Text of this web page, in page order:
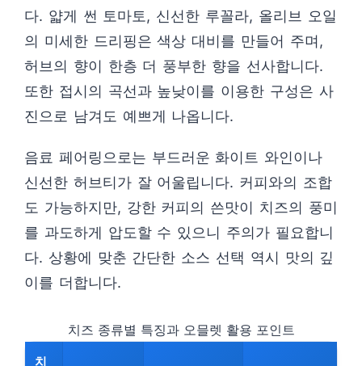
다. 얇게 썬 토마토, 신선한 루꼴라, 올리브 오일
의 미세한 드리핑은 색상 대비를 만들어 주며,
허브의 향이 한층 더 풍부한 향을 선사합니다.
또한 접시의 곡선과 높낮이를 이용한 구성은 사
진으로 남겨도 예쁘게 나옵니다.
음료 페어링으로는 부드러운 화이트 와인이나
신선한 허브티가 잘 어울립니다. 커피와의 조합
도 가능하지만, 강한 커피의 쓴맛이 치즈의 풍미
를 과도하게 압도할 수 있으니 주의가 필요합니
다. 상황에 맞춘 간단한 소스 선택 역시 맛의 깊
이를 더합니다.
치즈 종류별 특징과 오믈렛 활용 포인트
치